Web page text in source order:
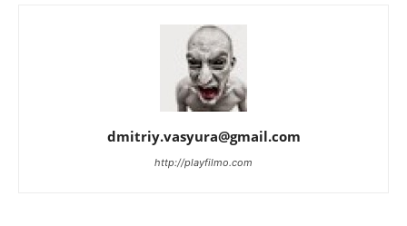
dmitriy.vasyura@gmail.com
http://playfilmo.com